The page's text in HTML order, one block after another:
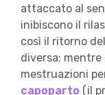
attaccato al
inibiscono il
così il ritorno
diversa: mentre
mestruazioni
capoparto (il